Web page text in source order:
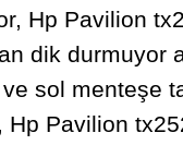
Hp Pavilion
dik
sol menteşe
Pavilion